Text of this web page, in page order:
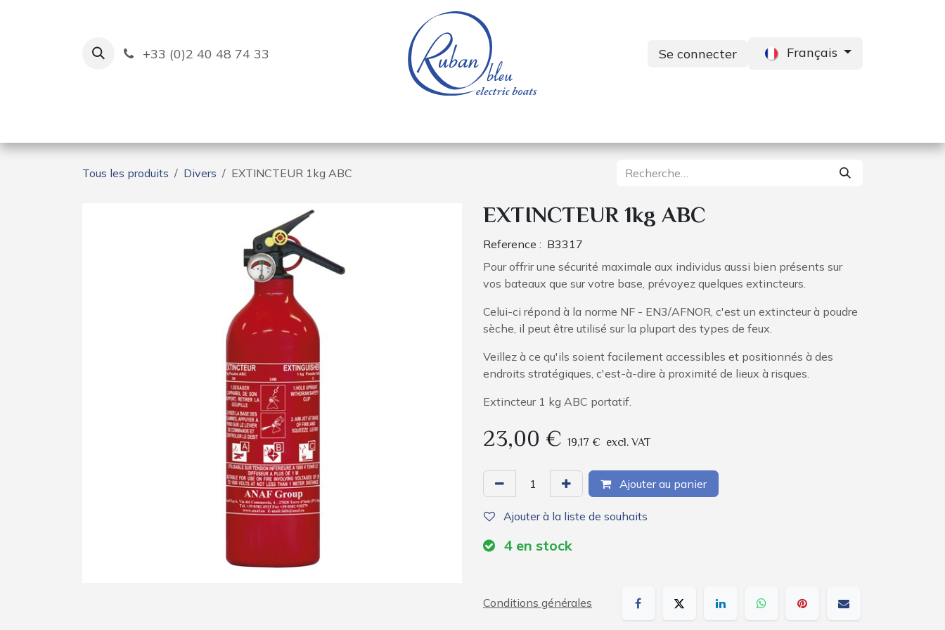
+33 (0)2 40 48 74 33 Se connecter Français
Tous les produits Divers EXTINCTEUR 1kg ABC
EXTINCTEUR 1kg ABC
Reference : B3317
Pour offrir une sécurité maximale aux individus aussi bien présents sur
vos bateaux que sur votre base, prévoyez quelques extincteurs.
Celui-ci répond à la norme NF - EN3/AFNOR, c'est un extincteur à poudre
sèche, il peut être utilisé sur la plupart des types de feux.
Veillez à ce qu'ils soient facilement accessibles et positionnés à des
endroits stratégiques, c'est-à-dire à proximité de lieux à risques.
Extincteur 1 kg ABC portatif.
23,00 € 19,17 € excl. VAT
Ajouter au panier
Ajouter à la liste de souhaits
4 en stock
Conditions générales